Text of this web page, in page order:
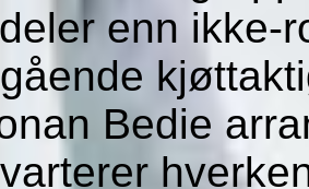
enn ikke-
Bedie